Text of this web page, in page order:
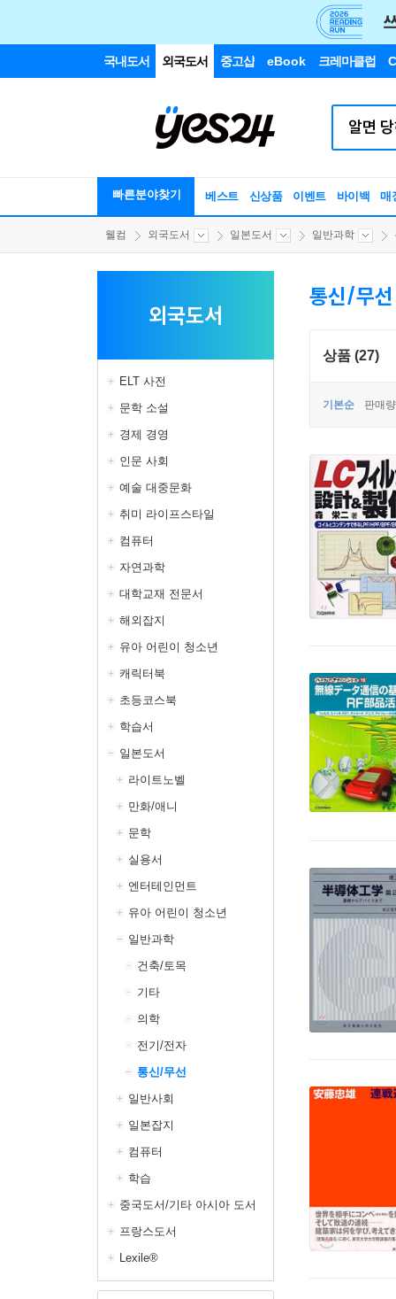
국내도서 외국도서 중고샵 eBook 크레마클럽
빠른분야찾기 베스트 신상품 이벤트 바이백 매
웰컴 외국도서 일본도서 일반과학
외국도서
ELT 사전
문학 소설
경제 경영
인문 사회
예술 대중문화
취미 라이프스타일
컴퓨터
자연과학
대학교재 전문서
해외잡지
유아 어린이 청소년
캐릭터북
초등코스북
학습서
일본도서
라이트노벨
만화/애니
문학
실용서
엔터테인먼트
유아 어린이 청소년
일반과학
건축/토목
기타
의학
전기/전자
통신/무선
일반사회
일본잡지
컴퓨터
학습
중국도서/기타 아시아 도서
프랑스도서
Lexile®
통신/무선
상품 (27)
기본순 판매